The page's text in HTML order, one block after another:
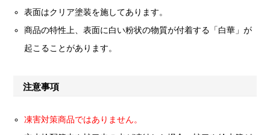
表面はクリア塗装を施してあります。
商品の特性上、表面に白い粉状の物質が付着する「白華」が
起こることがあります。
注意事項
凍害対策商品ではありません。